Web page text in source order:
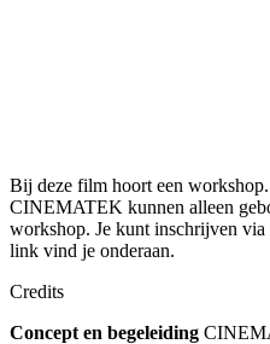
Bij deze film hoort een
CINEMATEK kunnen alleen
workshop. Je kunt inschrijven
link vind je onderaan.
Credits
Concept en begeleiding